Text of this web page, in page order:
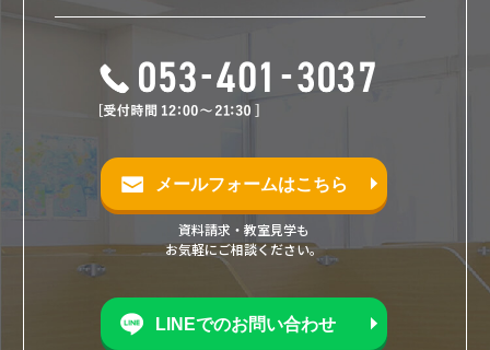
メールフォームはこちら
資料請求・教室見学も
お気軽にご相談ください。
LINEでのお問い合わせ